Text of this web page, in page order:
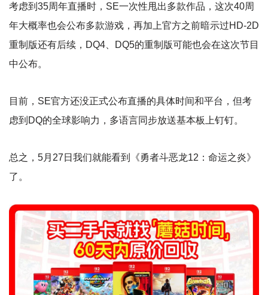
考虑到35周年直播时，SE一次性甩出多款作品，这次40周
年大概率也会公布多款游戏，再加上官方之前暗示过HD-2D
重制版还有后续，DQ4、DQ5的重制版可能也会在这次节目
中公布。
目前，SE官方还没正式公布直播的具体时间和平台，但考
虑到DQ的全球影响力，多语言同步放送基本板上钉钉。
总之，5月27日我们就能看到《勇者斗恶龙12：命运之炎》
了。